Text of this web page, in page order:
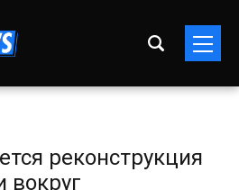
реконструкция
вокруг